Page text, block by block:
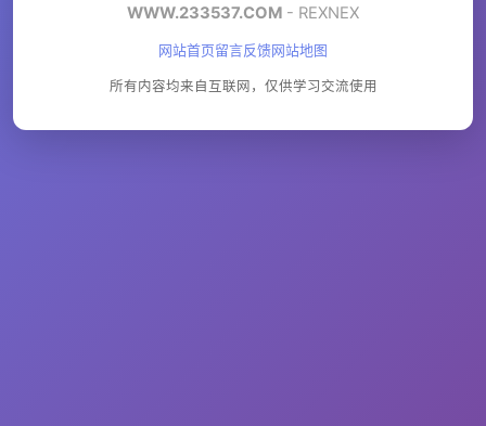
WWW.233537.COM - REXNEX
网站首页留言反馈网站地图
所有内容均来自互联网，仅供学习交流使用